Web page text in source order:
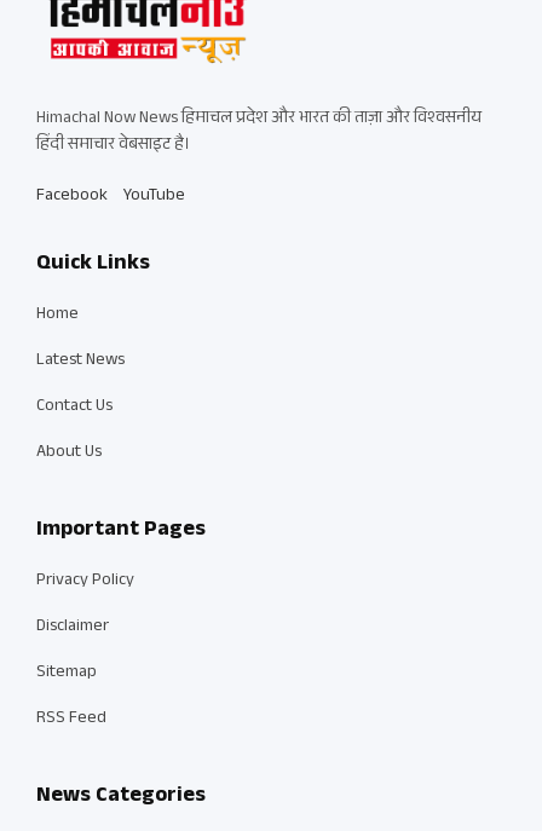
Himachal Now News हिमाचल प्रदेश और भारत की ताज़ा और विश्वसनीय
हिंदी समाचार वेबसाइट है।
Facebook YouTube
Quick Links
Home
Latest News
Contact Us
About Us
Important Pages
Privacy Policy
Disclaimer
Sitemap
RSS Feed
News Categories